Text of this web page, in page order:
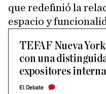
que redefinió la
espacio y
TEFAF Nueva
con una
expositores
El Debate